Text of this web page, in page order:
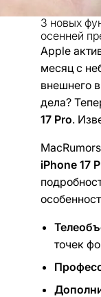
3 новых
осенней
Apple
месяц с
внешнего
дела?
17 Pro.
iPhone 17
точек